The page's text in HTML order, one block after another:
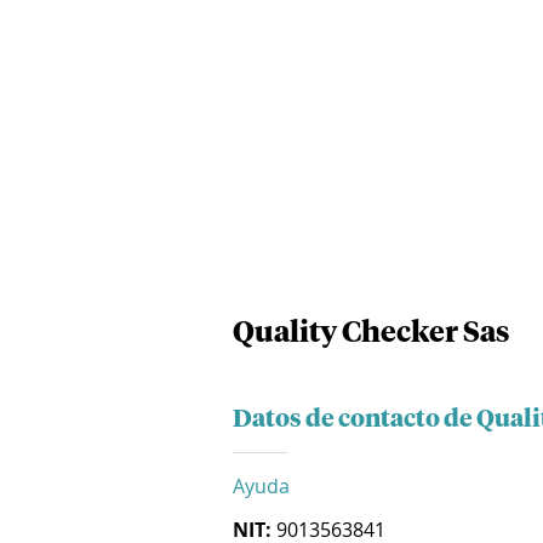
Quality Checker Sas
Datos de contacto de
Ayuda
NIT: 9013563841